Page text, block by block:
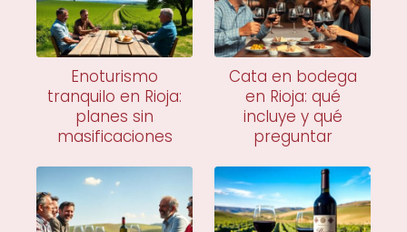
Enoturismo
tranquilo en Rioja:
planes sin
masificaciones
Cata en bodega
en Rioja: qué
incluye y qué
preguntar